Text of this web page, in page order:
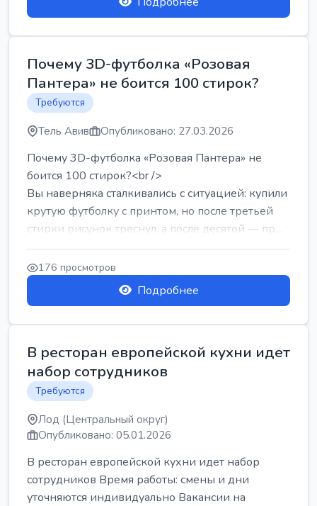
Почему 3D-футболка «Розовая
Пантера» не боится 100 стирок?
Требуются
Тель Авив Опубликовано: 27.03.2026
Почему 3D-футболка «Розовая Пантера» не
боится 100 стирок?<br />
Вы наверняка сталкивались с ситуацией: купили
крутую футболку с принтом, но после третьей
стирки рисунок треснул, а после десятой — пр...
176 просмотров
Подробнее
В ресторан европейской кухни идет
набор сотрудников
Требуются
Лод (Центральный округ)
Опубликовано: 05.01.2026
В ресторан европейской кухни идет набор
сотрудников Время работы: смены и дни
уточняются индивидуально Вакансии на